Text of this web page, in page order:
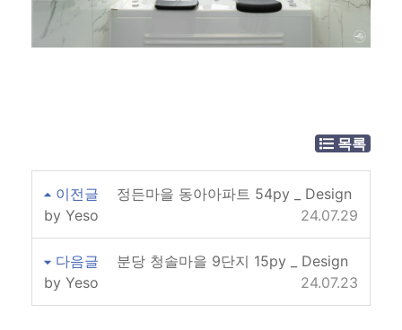
목록
이전글
정든마을 동아아파트 54py _ Design
by Yeso
24.07.29
다음글
분당 청솔마을 9단지 15py _ Design
by Yeso
24.07.23